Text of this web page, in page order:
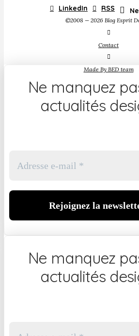
LinkedIn RSS
©2008 — 2026 Blog Esprit
Contact
Made By BED team
Ne manquez
actualités
Ne manquez
actualités